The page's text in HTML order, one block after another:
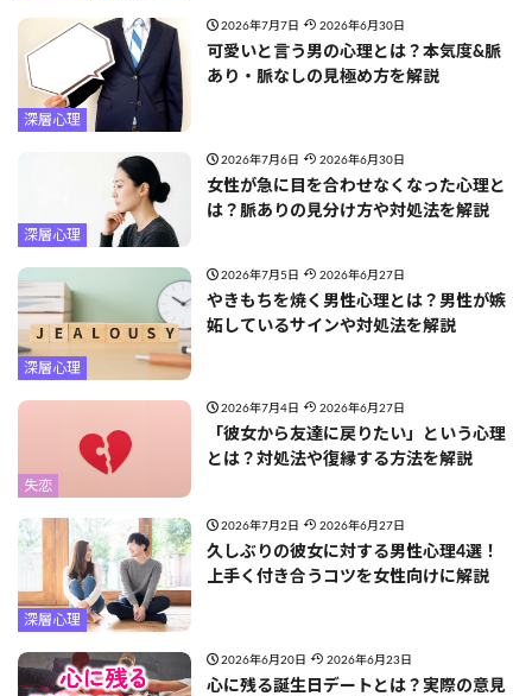
深層心理
2026年7月7日 2026年6月30日
可愛いと言う男の心理とは？本気度&脈
あり・脈なしの見極め方を解説
深層心理
2026年7月6日 2026年6月30日
女性が急に目を合わせなくなった心理と
は？脈ありの見分け方や対処法を解説
深層心理
2026年7月5日 2026年6月27日
やきもちを焼く男性心理とは？男性が嫉
妬しているサインや対処法を解説
失恋
2026年7月4日 2026年6月27日
「彼女から友達に戻りたい」という心理
とは？対処法や復縁する方法を解説
深層心理
2026年7月2日 2026年6月27日
久しぶりの彼女に対する男性心理4選！
上手く付き合うコツを女性向けに解説
2026年6月20日 2026年6月23日
心に残る誕生日デートとは？実際の意見